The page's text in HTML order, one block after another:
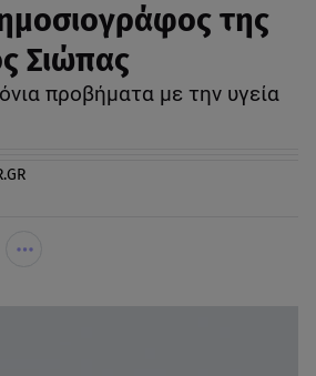
της
Σιώπας
προβήματα με την υγεία